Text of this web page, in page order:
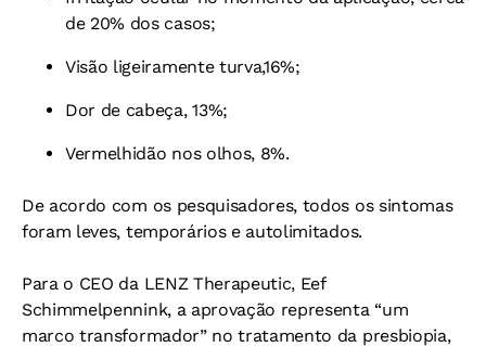
de 20% dos casos;
Visão ligeiramente turva,16%;
Dor de cabeça, 13%;
Vermelhidão nos olhos, 8%.
De acordo com os pesquisadores, todos os sintomas
foram leves, temporários e autolimitados.
Para o CEO da LENZ Therapeutic, Eef
Schimmelpennink, a aprovação representa “um
marco transformador” no tratamento da presbiopia,